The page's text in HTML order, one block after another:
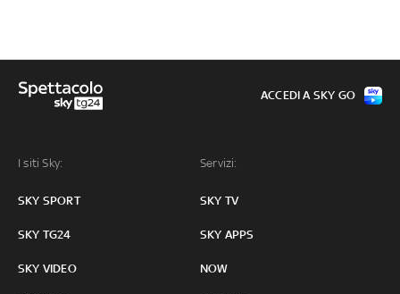
I siti Sky:
SKY SPORT
SKY TG24
SKY VIDEO
Servizi:
SKY TV
SKY APPS
NOW
ACCEDI A SKY GO